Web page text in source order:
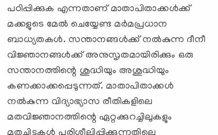
പഠിപ്പിക്കുക എന്നതാണ് മാതാപിതാക്കള്‍ക്ക്
മക്കളുടെ മേല്‍ ചെയ്യേണ്ട മര്‍മപ്രധാന
ബാധ്യതകള്‍. സന്താനങ്ങള്‍ക്ക് നല്‍കുന്ന ദീനീ
വിജ്ഞാനങ്ങള്‍ക്ക് അനുസൃതമായിരിക്കും ഒരു
സന്താനത്തിന്റെ ശുദ്ധിയും അശുദ്ധിയും
കണക്കാക്കപ്പെടുന്നത്. മാതാപിതാക്കള്‍
നല്‍കുന്ന വിദ്യാഭ്യാസ രീതികളിലെ
മതവിജ്ഞാനത്തിന്റെ ഏറ്റക്കുറച്ചിലുകളും